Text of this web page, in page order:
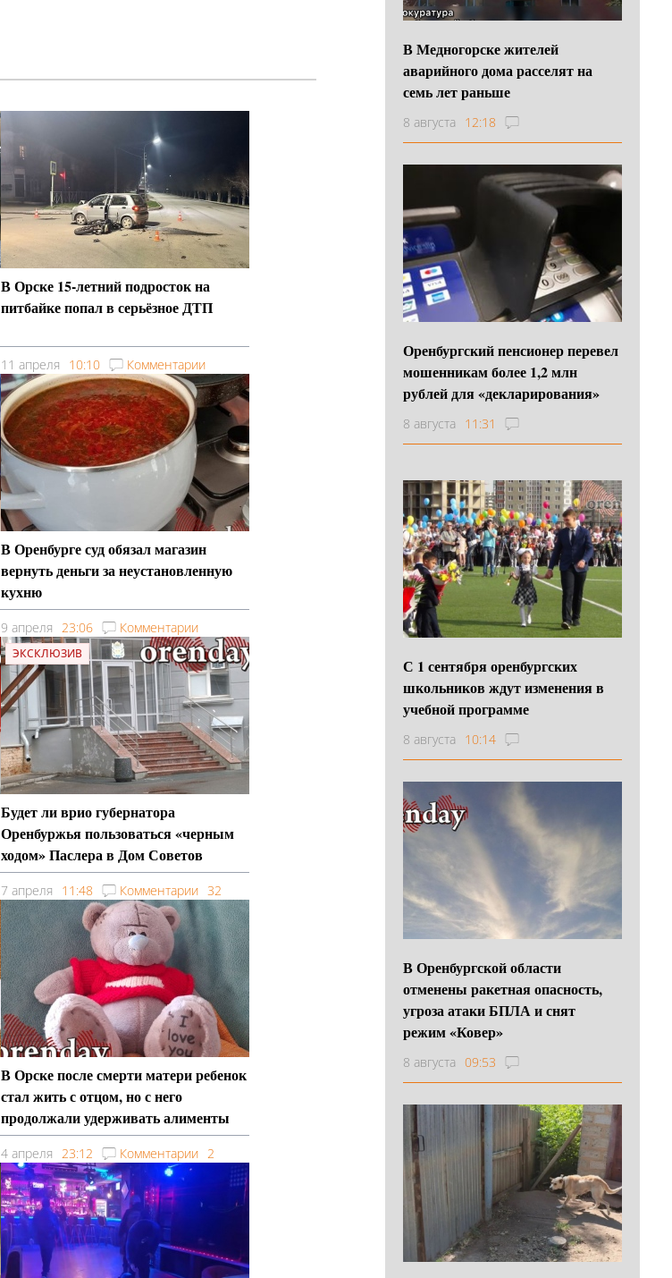
В Орске 15-летний подросток на
питбайке попал в серьёзное ДТП
11 апреля 10:10 Комментарии
В Оренбурге суд обязал магазин
вернуть деньги за неустановленную
кухню
9 апреля 23:06 Комментарии
ЭКСКЛЮЗИВ
Будет ли врио губернатора
Оренбуржья пользоваться «черным
ходом» Паслера в Дом Советов
7 апреля 11:48 Комментарии 32
В Орске после смерти матери ребенок
стал жить с отцом, но с него
продолжали удерживать алименты
4 апреля 23:12 Комментарии 2
В Медногорске жителей
аварийного дома расселят на
семь лет раньше
8 августа 12:18
Оренбургский пенсионер перевел
мошенникам более 1,2 млн
рублей для «декларирования»
8 августа 11:31
С 1 сентября оренбургских
школьников ждут изменения в
учебной программе
8 августа 10:14
В Оренбургской области
отменены ракетная опасность,
угроза атаки БПЛА и снят
режим «Ковер»
8 августа 09:53